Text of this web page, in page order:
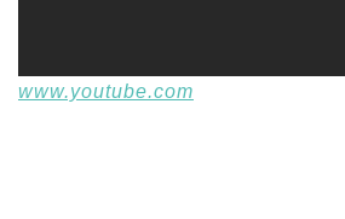
www.youtube.com